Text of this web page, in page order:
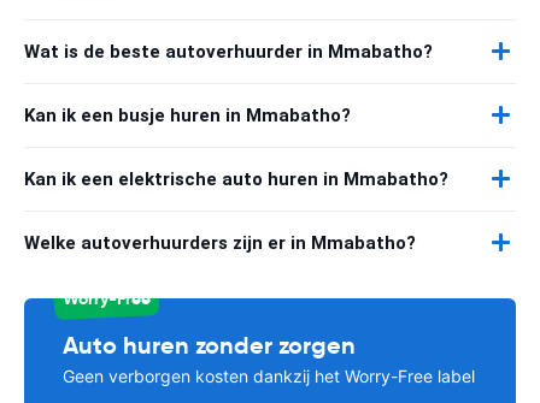
Wat is de beste autoverhuurder in Mmabatho?
Kan ik een busje huren in Mmabatho?
Kan ik een elektrische auto huren in Mmabatho?
Welke autoverhuurders zijn er in Mmabatho?
Worry-Free
Auto huren zonder zorgen
Geen verborgen kosten dankzij het Worry-Free label